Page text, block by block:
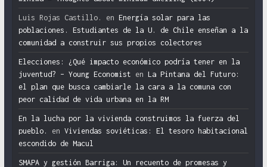
Luis Rojas Castillo. en Energía solar para las
poblaciones. Estudiantes de la U. de Chile enseñan a la
comunidad a construir sus propios colectores
Elecciones: ¿Qué impacto económico podría tener en la
juventud? – Young Economist en La Pintana del Futuro:
el plan que busca cambiarle la cara a la comuna con
peor calidad de vida urbana en la RM
En la lucha por la vivienda construimos la fuerza del
pueblo.
en Viviendas soviéticas: El tesoro habitacional
escondido de Macul
SMAPA y gestión Barriga: Un recuento de promesas y